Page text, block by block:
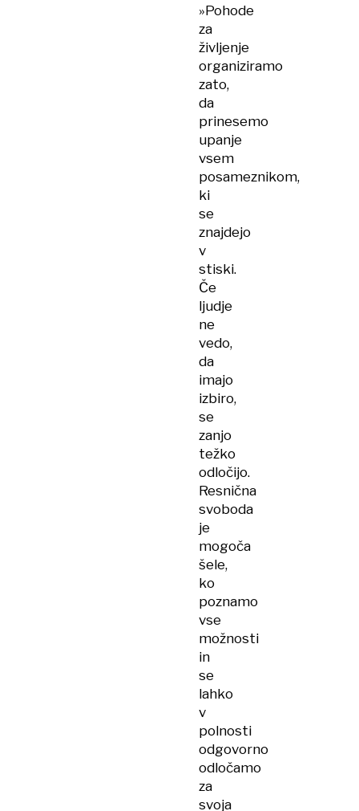
»Pohode
za
življenje
organiziramo
zato,
da
prinesemo
upanje
vsem
posameznikom,
ki
se
znajdejo
v
stiski.
Če
ljudje
ne
vedo,
da
imajo
izbiro,
se
zanjo
težko
odločijo.
Resnična
svoboda
je
mogoča
šele,
ko
poznamo
vse
možnosti
in
se
lahko
v
polnosti
odgovorno
odločamo
za
svoja